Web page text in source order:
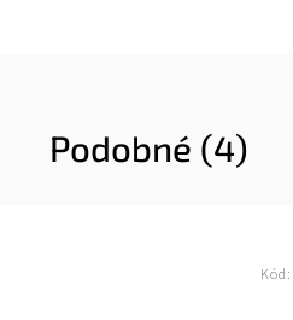
Podobné (4)
Kód: